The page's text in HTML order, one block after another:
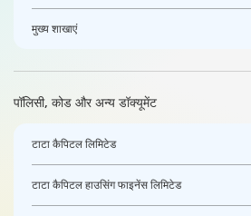
मुख्य शाखाएं
पॉलिसी, कोड और अन्य डॉक्यूमेंट
टाटा कैपिटल लिमिटेड
टाटा कैपिटल हाउसिंग फाइनेंस लिमिटेड